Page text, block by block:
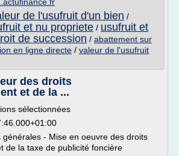
de l'usufruit d'un bien /
et nu propriete / usufruit et
de succession / abattement sur
en ligne directe / valeur de l'usufruit
des droits
et de la ...
sélectionnées
générales - Mise en oeuvre des droits
de la taxe de publicité foncière